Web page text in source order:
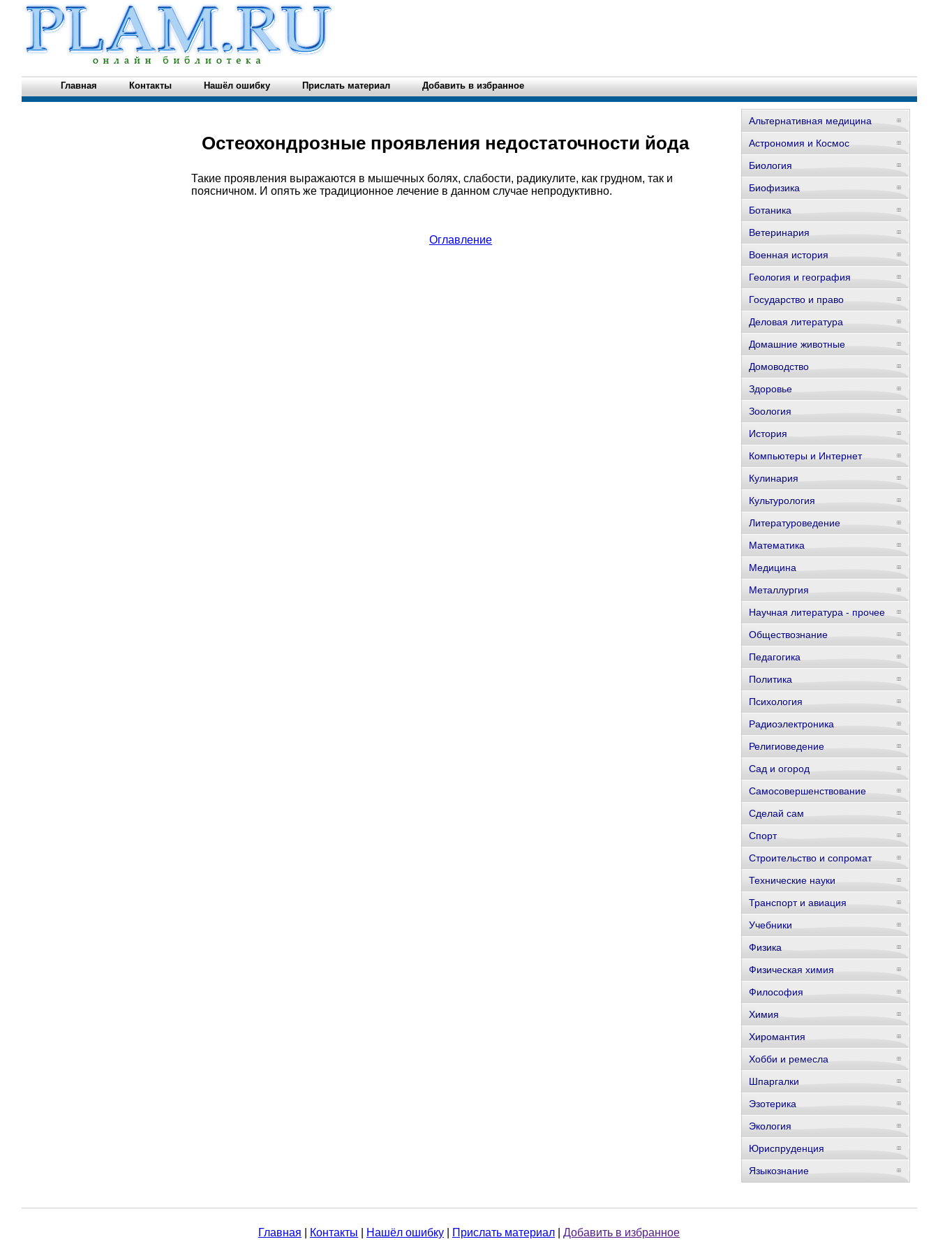
Главная Контакты Нашёл ошибку Прислать материал Добавить в избранное
Остеохондрозные проявления недостаточности йода
Такие проявления выражаются в мышечных болях, слабости, радикулите, как грудном, так и
поясничном. И опять же традиционное лечение в данном случае непродуктивно.
Оглавление
Альтернативная медицина
Астрономия и Космос
Биология
Биофизика
Ботаника
Ветеринария
Военная история
Геология и география
Государство и право
Деловая литература
Домашние животные
Домоводство
Здоровье
Зоология
История
Компьютеры и Интернет
Кулинария
Культурология
Литературоведение
Математика
Медицина
Металлургия
Научная литература - прочее
Обществознание
Педагогика
Политика
Психология
Радиоэлектроника
Религиоведение
Сад и огород
Самосовершенствование
Сделай сам
Спорт
Строительство и сопромат
Технические науки
Транспорт и авиация
Учебники
Физика
Физическая химия
Философия
Химия
Хиромантия
Хобби и ремесла
Шпаргалки
Эзотерика
Экология
Юриспруденция
Языкознание
Главная Контакты Нашёл ошибку Прислать материал Добавить в избранное